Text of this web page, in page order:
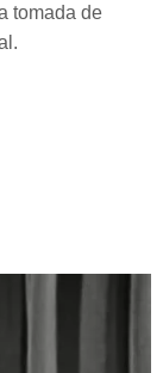
tomada de